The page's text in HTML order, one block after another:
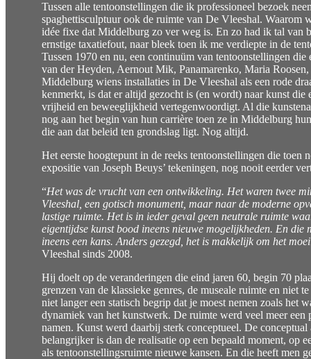
Tussen alle tentoonstellingen die ik professioneel bezoek
spaghettisculptuur ook de ruimte van De Vleeshal. Waarom
idée fixe dat Middelburg zo ver weg is. En zo had ik tal van
ernstige taxatiefout, naar bleek toen ik me verdiepte in de
Tussen 1970 en nu, een continuüm van tentoonstellingen
van der Heyden, Aernout Mik, Panamarenko, Maria
Middelburg wiens installaties in De Vleeshal als een rode
kenmerkt, is dat er altijd gezocht is (en wordt) naar kunst die
vrijheid en beweeglijkheid vertegenwoordigt. Al die
nog aan het begin van hun carrière toen ze in Middelburg
die aan dat beleid ten grondslag ligt. Nog altijd.
Het eerste hoogtepunt in de reeks tentoonstellingen die toen
expositie van Joseph Beuys’ tekeningen, nog nooit eerder
“Het was de vrucht van een ontwikkeling. Het waren twee
Vleeshal, een gotisch monument, maar naar de moderne
lastige ruimte. Het is in ieder geval geen neutrale ruimte
eigentijdse kunst bood ineens nieuwe mogelijkheden. En
ineens een kans. Anders gezegd, het is makkelijk om het
Vleeshal sinds 2008.
Hij doelt op de veranderingen die eind jaren 60, begin 70
grenzen van de klassieke genres, de museale ruimte en niet
niet langer een statisch begrip dat je moest nemen zoals het
dynamiek van het kunstwerk. De ruimte werd veel meer
namen. Kunst werd daarbij sterk conceptueel. De
belangrijker is dan de realisatie op een bepaald moment, op
als tentoonstellingsruimte nieuwe kansen. En die heeft men